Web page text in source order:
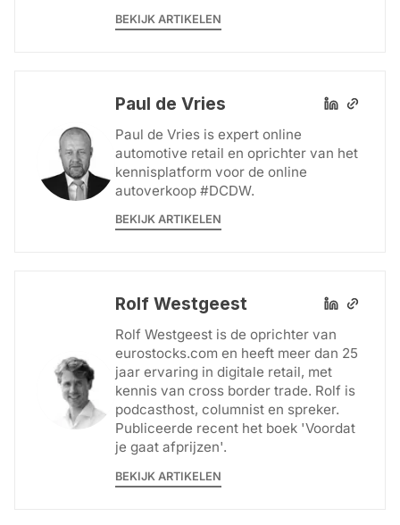
BEKIJK ARTIKELEN
Paul de Vries
Paul de Vries is expert online
automotive retail en oprichter van het
kennisplatform voor de online
autoverkoop #DCDW.
BEKIJK ARTIKELEN
Rolf Westgeest
Rolf Westgeest is de oprichter van
eurostocks.com en heeft meer dan 25
jaar ervaring in digitale retail, met
kennis van cross border trade. Rolf is
podcast­host, columnist en spreker.
Publiceerde recent het boek 'Voordat
je gaat afprijzen'.
BEKIJK ARTIKELEN